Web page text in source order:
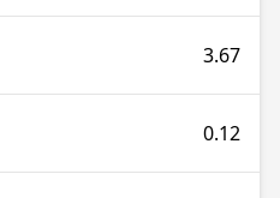
3.67
0.12